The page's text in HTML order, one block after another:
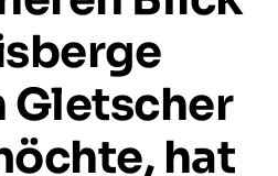
Gletscher
hat